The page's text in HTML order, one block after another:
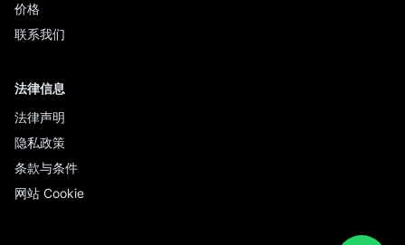
价格
联系我们
法律信息
法律声明
隐私政策
条款与条件
网站 Cookie